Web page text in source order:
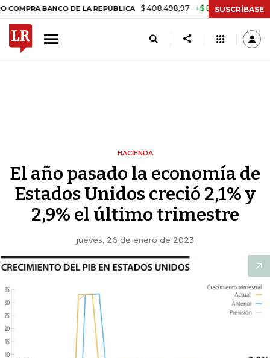
BANCO DE LA REPÚBLICA $ 408.498,97 +$ 8.753,81 +2,19%
SUSCRÍBASE
HACIENDA
El año pasado la economía de
Estados Unidos creció 2,1% y
2,9% el último trimestre
jueves, 26 de enero de 2023